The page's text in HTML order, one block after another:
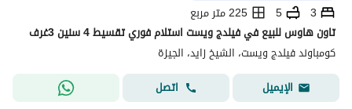
3
5
225 متر مربع
تاون هاوس للبيع في فيلدج ويست استلام فوري تقسيط 4 سنين 3غرف
كومباوند فيلدج ويست، الشيخ زايد، الجيزة
الإيميل
اتصل